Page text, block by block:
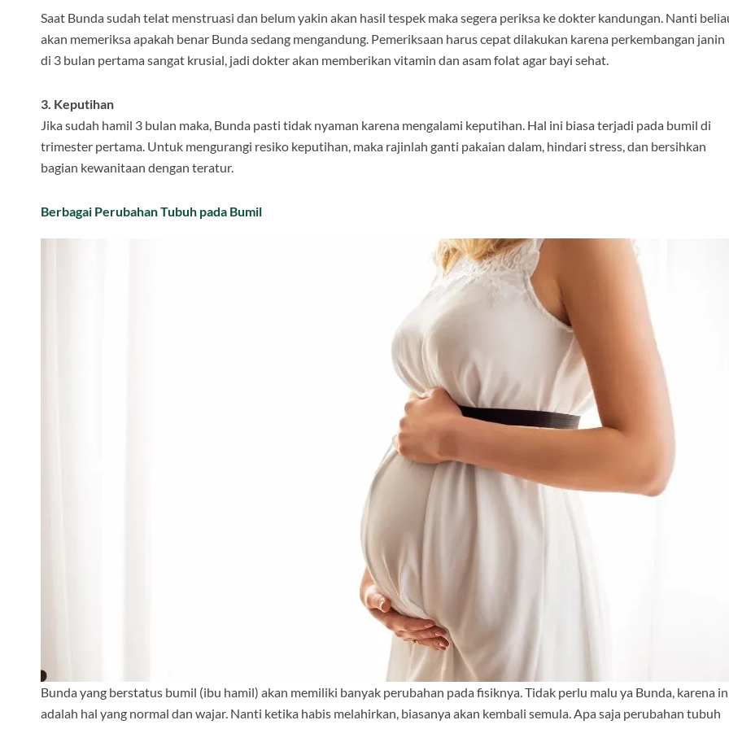
Saat Bunda sudah telat menstruasi dan belum yakin akan hasil tespek maka segera periksa ke dokter kandungan. Nanti
akan memeriksa apakah benar Bunda sedang mengandung. Pemeriksaan harus cepat dilakukan karena perkembangan janin
di 3 bulan pertama sangat krusial, jadi dokter akan memberikan vitamin dan asam folat agar bayi sehat.
3. Keputihan
Jika sudah hamil 3 bulan maka, Bunda pasti tidak nyaman karena mengalami keputihan. Hal ini biasa terjadi pada bumil di
trimester pertama. Untuk mengurangi resiko keputihan, maka rajinlah ganti pakaian dalam, hindari stress, dan bersihkan
bagian kewanitaan dengan teratur.
Berbagai Perubahan Tubuh pada Bumil
Bunda yang berstatus bumil (ibu hamil) akan memiliki banyak perubahan pada fisiknya. Tidak perlu malu ya Bunda, karena
adalah hal yang normal dan wajar. Nanti ketika habis melahirkan, biasanya akan kembali semula. Apa saja perubahan tubuh